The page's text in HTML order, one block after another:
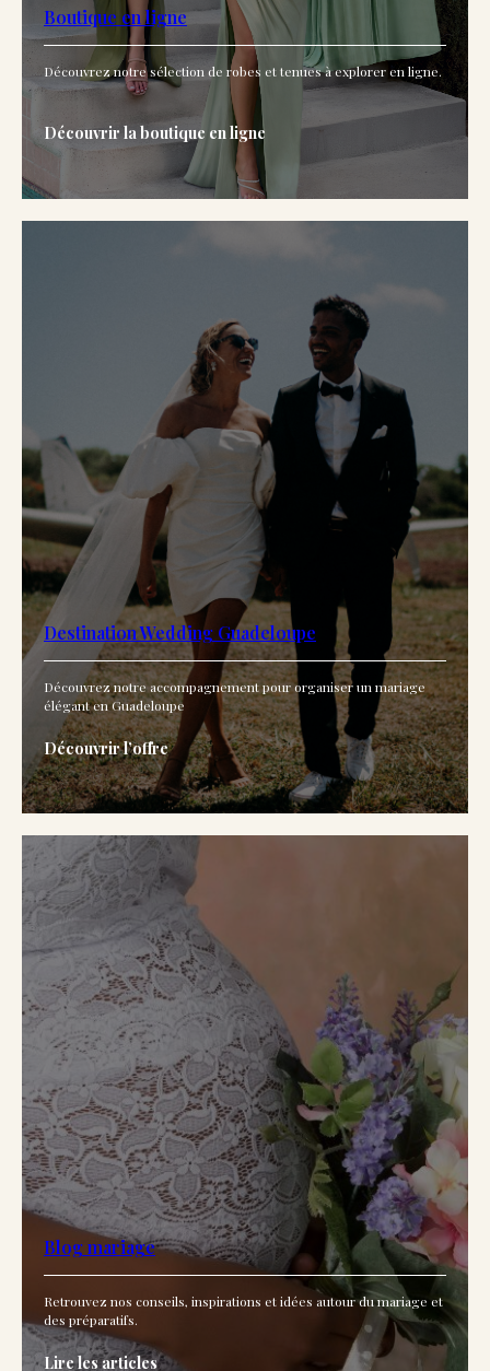
Boutique en ligne
Découvrez notre sélection de robes et tenues à explorer en ligne.
Découvrir la boutique en ligne
Destination Wedding Guadeloupe
Découvrez notre accompagnement pour organiser un mariage
élégant en Guadeloupe
Découvrir l’offre
Blog mariage
Retrouvez nos conseils, inspirations et idées autour du mariage et
des préparatifs.
Lire les articles